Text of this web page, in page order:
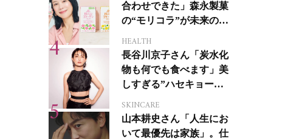
合わせできた」森永製菓
の“モリコラ”が未来のキ
HEALTH
長谷川京子さん「炭水化
物も何でも食べます」美
しすぎる”ハセキョーボ
SKINCARE
山本耕史さん「人生にお
いて最優先は家族」。仕